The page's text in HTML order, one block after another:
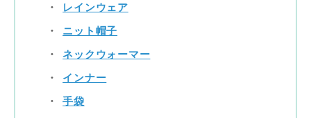
レインウェア
ニット帽子
ネックウォーマー
インナー
手袋